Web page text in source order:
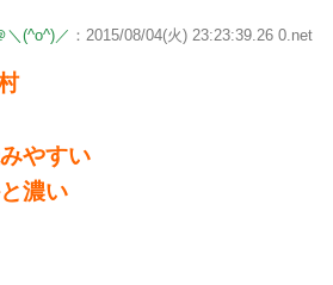
＼(^o^)／ ：2015/08/04(火) 23:23:39.26 0.net
やすい
濃い